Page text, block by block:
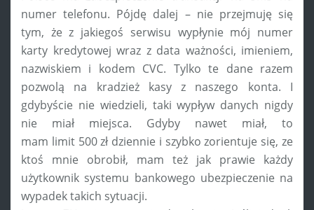
numer telefonu. Pójdę dalej – nie przejmuję się
tym, że z jakiegoś serwisu wypłynie mój numer
karty kredytowej wraz z data ważności, imieniem,
nazwiskiem i kodem CVC. Tylko te dane razem
pozwolą na kradzież kasy z naszego konta. I
gdybyście nie wiedzieli, taki wypływ danych nigdy
nie miał miejsca. Gdyby nawet miał, to
mam limit 500 zł dziennie i szybko zorientuje się, ze
ktoś mnie obrobił, mam też jak prawie każdy
użytkownik systemu bankowego ubezpieczenie na
wypadek takich sytuacji.